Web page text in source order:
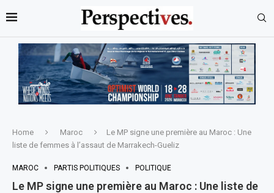
Home Maroc
Le MP signe une première au Maroc : Une
liste de femmes à l’assaut de Marrakech-Gueliz
MAROC PARTIS POLITIQUES POLITIQUE
Le MP signe une première au Maroc : Une liste de